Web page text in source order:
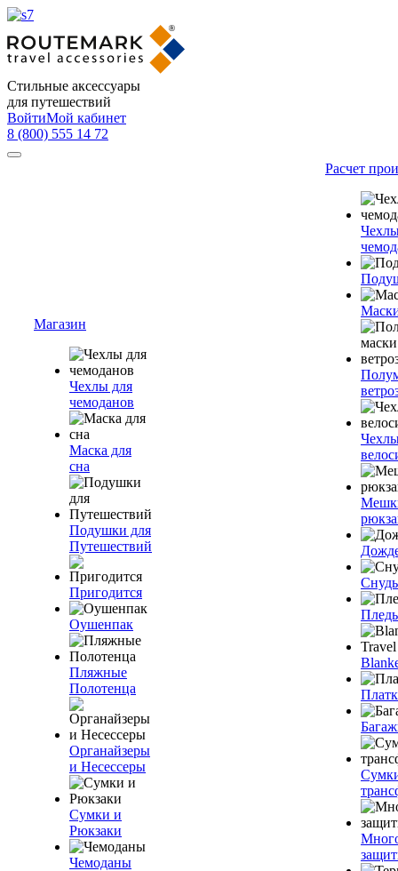
Стильные аксессуары
для путешествий
ВойтиМой кабинет
8 (800) 555 14 72
Магазин
Чехлы для
чемоданов
Маска для
сна
Подушки для
Путешествий
Пригодится
Оушенпак
Пляжные
Полотенца
Органайзеры
и Несессеры
Сумки и
Рюкзаки
Чемоданы
Расчет